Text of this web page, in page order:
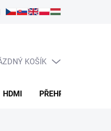
NÁKUPNÍ
KOŠÍK
HDMI PŘEHRÁVAČE